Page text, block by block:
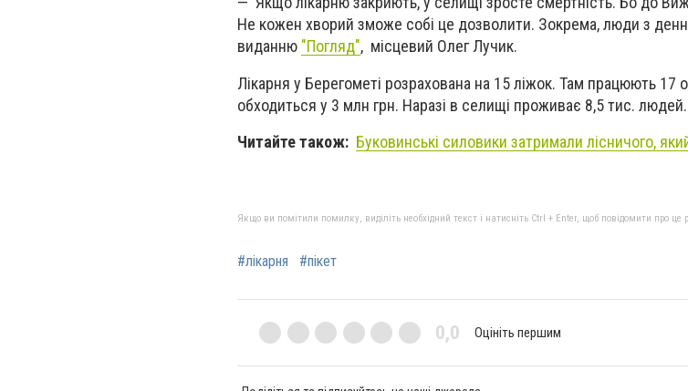
Не кожен хворий зможе собі це дозволити. Зокрема, люди з
виданню "Погляд", місцевий Олег Лучик.
Лікарня у Берегометі розрахована на 15 ліжок. Там працюють 17
обходиться у 3 млн грн. Наразі в селищі проживає 8,5 тис. людей.
Читайте також: Буковинські силовики затримали лісничого,
Якщо ви помітили помилку, виділіть необхідний текст і натисніть Ctrl + Enter, щоб повідомити про це
#лікарня #пікет
0,0 Оцініть першим